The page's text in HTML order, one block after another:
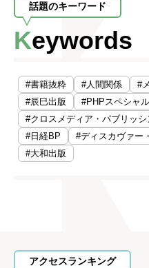
話題のキーワード
Keywords
#書籍抜粋 #人間関係
#
#辰巳出版
#PHPスペシャル
#クロスメディア・パブリッシ
#日経BP
#ディスカヴァー
#大和出版
アクセスランキング